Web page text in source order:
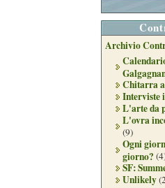
Archivio
Chitarra
Interviste
L'arte da
L'ovra
(9)
Ogni
giorno?
SF:
Unlikely